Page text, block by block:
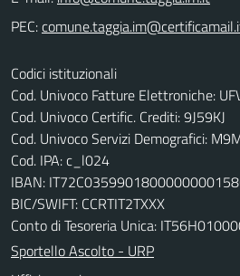
PEC:
Codici istituzionali
Cod. Univoco Fatture Elettroniche:
Cod. Univoco Certific. Crediti: 9J59KJ
Cod. Univoco Servizi Demografici:
Cod. IPA: c_l024
IBAN:
BIC/SWIFT: CCRTIT2TXXX
Conto di Tesoreria Unica:
Sportello Ascolto - URP